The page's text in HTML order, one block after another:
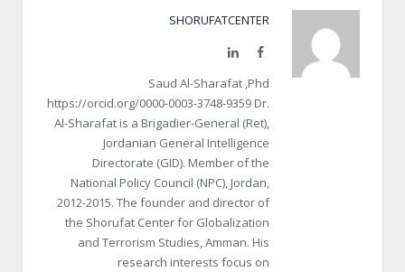
SHORUFATCENTER
Facebook
LinkedIn
Saud Al-Sharafat ,Phd
https://orcid.org/0000-0003-3748-9359 Dr.
Al-Sharafat is a Brigadier-General (Ret),
Jordanian General Intelligence
Directorate (GID). Member of the
National Policy Council (NPC), Jordan,
2012-2015. The founder and director of
the Shorufat Center for Globalization
and Terrorism Studies, Amman. His
research interests focus on